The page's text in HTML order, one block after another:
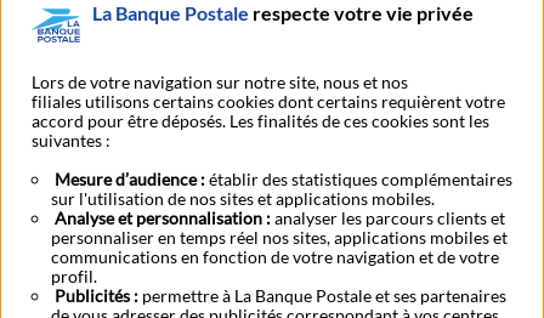
Protection des Données à Caractère PersonnelFiliales et partenaires
CookiesGestion des cookiesActualiser vos informations
Contestation et réclamation Coordonnées Centres Financiers
Alertes fraudes et points de vigilance Actualités réglementaires CGU
Aide navigateur et systèmes d'exploitation
Vider le cache de votre navigateurLexique Aide et accessibilité
Accessibilité – Partiellement conforme Espace candidature
BFI - Banque de Financement et d'Investissement
Le fonds de garantie des dépôts et de résolutionRésilierRétractation
La Banque Postale respecte votre vie privée
Lors de votre navigation sur notre site, nous et nos
filiales utilisons certains cookies dont certains requièrent votre
accord pour être déposés. Les finalités de ces cookies sont les
suivantes :
Mesure d’audience :établir des statistiques complémentaires
sur l'utilisation de nos sites et applications mobiles.
Analyse et personnalisation :analyser les parcours clients et
personnaliser en temps réel nos sites, applications mobiles et
communications en fonction de votre navigation et de votre
profil.
Publicités : permettre à La Banque Postale et ses partenaires